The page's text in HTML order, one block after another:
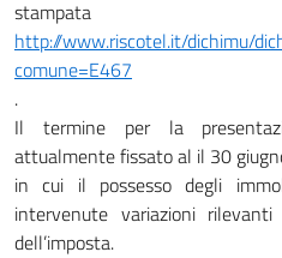
http://www.riscotel.it/dichimu/
comune=E467
.
Il termine per la
attualmente fissato al il 30
in cui il possesso degli
intervenute variazioni
dell’imposta.